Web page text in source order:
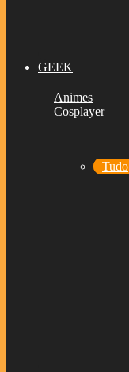
GEEK
Animes
Cosplayer
Tudo